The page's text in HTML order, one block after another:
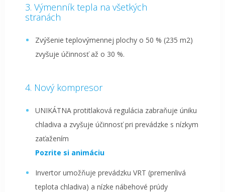
Výmenník tepla na všetkých
stranách
Zvýšenie teplovýmennej plochy o 50 % (235 m2)
zvyšuje účinnosť až o 30 %.
Nový kompresor
UNIKÁTNA protitlaková regulácia zabraňuje úniku
chladiva a zvyšuje účinnosť pri prevádzke s nízkym
zaťažením
Pozrite si animáciu
Invertor umožňuje prevádzku VRT (premenlivá
teplota chladiva) a nízke nábehové prúdy